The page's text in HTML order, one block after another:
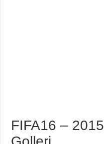
FIFA16 – 2015